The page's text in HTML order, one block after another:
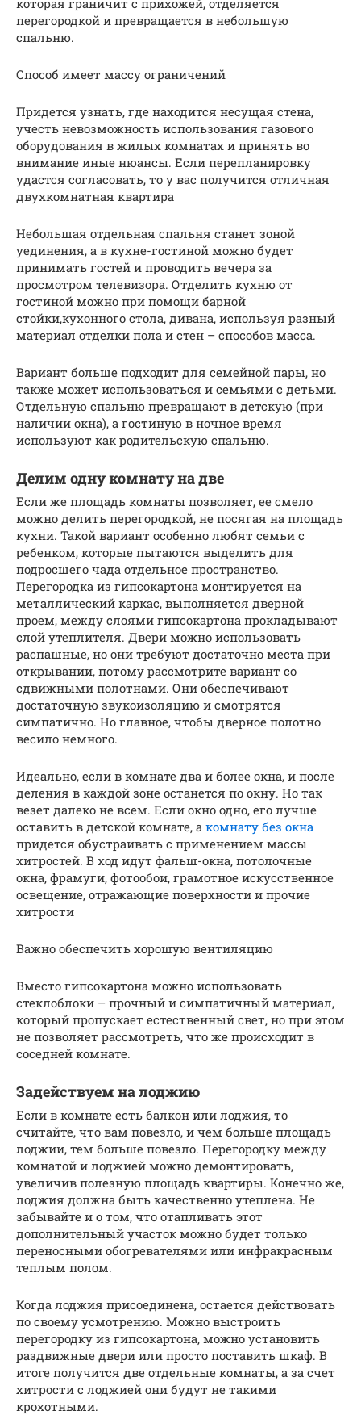
перегородкой и превращается в небольшую
спальню.
Способ имеет массу ограничений
Придется узнать, где находится несущая стена,
учесть невозможность использования газового
оборудования в жилых комнатах и принять во
внимание иные нюансы. Если перепланировку
удастся согласовать, то у вас получится отличная
двухкомнатная квартира
Небольшая отдельная спальня станет зоной
уединения, а в кухне-гостиной можно будет
принимать гостей и проводить вечера за
просмотром телевизора. Отделить кухню от
гостиной можно при помощи барной
стойки,кухонного стола, дивана, используя разный
материал отделки пола и стен – способов масса.
Вариант больше подходит для семейной пары, но
также может использоваться и семьями с детьми.
Отдельную спальню превращают в детскую (при
наличии окна), а гостиную в ночное время
используют как родительскую спальню.
Делим одну комнату на две
Если же площадь комнаты позволяет, ее смело
можно делить перегородкой, не посягая на площадь
кухни. Такой вариант особенно любят семьи с
ребенком, которые пытаются выделить для
подросшего чада отдельное пространство.
Перегородка из гипсокартона монтируется на
металлический каркас, выполняется дверной
проем, между слоями гипсокартона прокладывают
слой утеплителя. Двери можно использовать
распашные, но они требуют достаточно места при
открывании, потому рассмотрите вариант со
сдвижными полотнами. Они обеспечивают
достаточную звукоизоляцию и смотрятся
симпатично. Но главное, чтобы дверное полотно
весило немного.
Идеально, если в комнате два и более окна, и после
деления в каждой зоне останется по окну. Но так
везет далеко не всем. Если окно одно, его лучше
оставить в детской комнате, а комнату без окна
придется обустраивать с применением массы
хитростей. В ход идут фальш-окна, потолочные
окна, фрамуги, фотообои, грамотное искусственное
освещение, отражающие поверхности и прочие
хитрости
Важно обеспечить хорошую вентиляцию
Вместо гипсокартона можно использовать
стеклоблоки – прочный и симпатичный материал,
который пропускает естественный свет, но при этом
не позволяет рассмотреть, что же происходит в
соседней комнате.
Задействуем на лоджию
Если в комнате есть балкон или лоджия, то
считайте, что вам повезло, и чем больше площадь
лоджии, тем больше повезло. Перегородку между
комнатой и лоджией можно демонтировать,
увеличив полезную площадь квартиры. Конечно же,
лоджия должна быть качественно утеплена. Не
забывайте и о том, что отапливать этот
дополнительный участок можно будет только
переносными обогревателями или инфракрасным
теплым полом.
Когда лоджия присоединена, остается действовать
по своему усмотрению. Можно выстроить
перегородку из гипсокартона, можно установить
раздвижные двери или просто поставить шкаф. В
итоге получится две отдельные комнаты, а за счет
хитрости с лоджией они будут не такими
крохотными.